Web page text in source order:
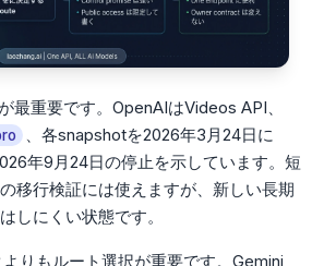
最重要です。OpenAIはVideos API、
、各snapshotを2026年3月24日に
年9月24日の停止を示しています。短
移行検証には使えますが、新しい長期
しにくい状態です。
りもルート選択が重要です。Gemini